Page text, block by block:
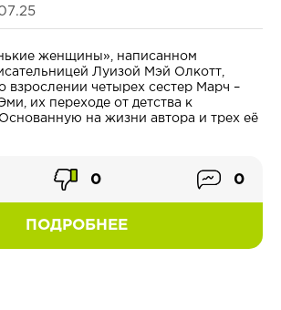
женщины», написанном
Луизой Мэй Олкотт,
взрослении четырех сестер Марч –
их переходе от детства к
на жизни автора и трех её
ПОДРОБНЕЕ
0 0